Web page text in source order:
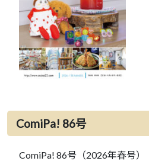
ComiPa! 86号
ComiPa! 86号（2026年春号）